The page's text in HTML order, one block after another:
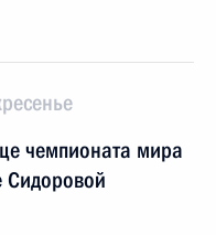
чемпионата мира
Сидоровой